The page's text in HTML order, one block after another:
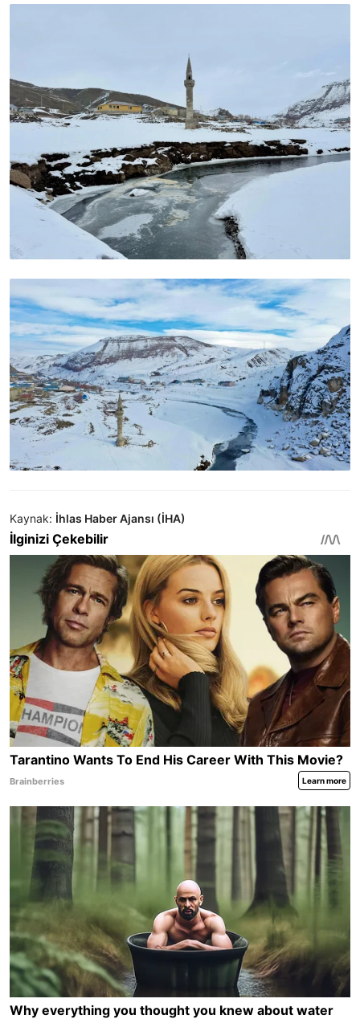
Kaynak: İhlas Haber Ajansı (İHA)